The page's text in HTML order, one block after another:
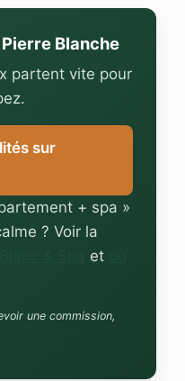
Blanche
partent vite pour
sur
+ spa »
? Voir la
et
une commission,